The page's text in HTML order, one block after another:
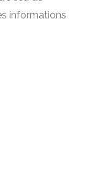
informations